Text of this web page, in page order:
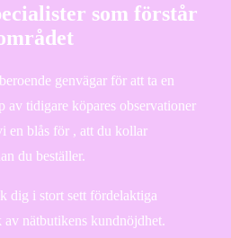
som förstår
genvägar för att ta en
av tidigare köpares observationer
en blås för , att du kollar
du beställer.
dig i stort sett fördelaktiga
nätbutikens kundnöjdhet.